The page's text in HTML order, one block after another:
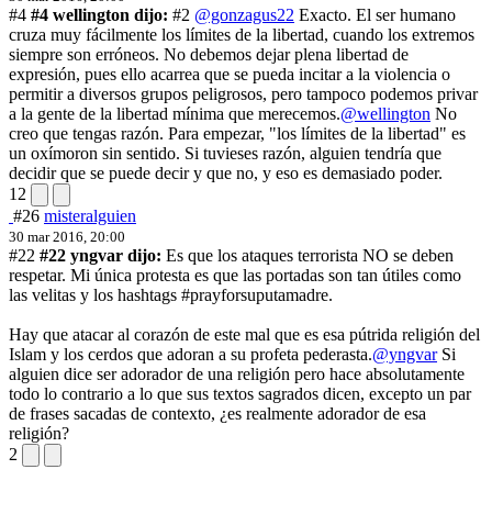
#4 #4 wellington dijo: #2 @gonzagus22 Exacto. El ser humano
cruza muy fácilmente los límites de la libertad, cuando los extremos
siempre son erróneos. No debemos dejar plena libertad de
expresión, pues ello acarrea que se pueda incitar a la violencia o
permitir a diversos grupos peligrosos, pero tampoco podemos privar
a la gente de la libertad mínima que merecemos.@wellington No
creo que tengas razón. Para empezar, "los límites de la libertad" es
un oxímoron sin sentido. Si tuvieses razón, alguien tendría que
decidir que se puede decir y que no, y eso es demasiado poder.
12
#26 misteralguien
30 mar 2016, 20:00
#22 #22 yngvar dijo: Es que los ataques terrorista NO se deben
respetar. Mi única protesta es que las portadas son tan útiles como
las velitas y los hashtags #prayforsuputamadre.
Hay que atacar al corazón de este mal que es esa pútrida religión del
Islam y los cerdos que adoran a su profeta pederasta.@yngvarSi
alguien dice ser adorador de una religión pero hace absolutamente
todo lo contrario a lo que sus textos sagrados dicen, excepto un par
de frases sacadas de contexto, ¿es realmente adorador de esa
religión?
2